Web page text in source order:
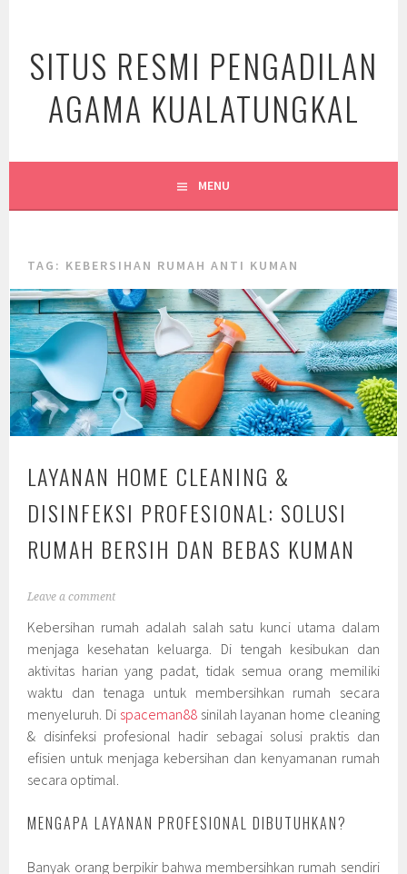
content
SITUS RESMI PENGADILAN
AGAMA KUALATUNGKAL
MENU
TAG: KEBERSIHAN RUMAH ANTI KUMAN
LAYANAN HOME CLEANING &
DISINFEKSI PROFESIONAL: SOLUSI
RUMAH BERSIH DAN BEBAS KUMAN
Leave a comment
Kebersihan rumah adalah salah satu kunci utama dalam
menjaga kesehatan keluarga. Di tengah kesibukan dan
aktivitas harian yang padat, tidak semua orang memiliki
waktu dan tenaga untuk membersihkan rumah secara
menyeluruh. Di spaceman88sinilah layanan home cleaning
& disinfeksi profesional hadir sebagai solusi praktis dan
efisien untuk menjaga kebersihan dan kenyamanan rumah
secara optimal.
MENGAPA LAYANAN PROFESIONAL DIBUTUHKAN?
Banyak orang berpikir bahwa membersihkan rumah sendiri